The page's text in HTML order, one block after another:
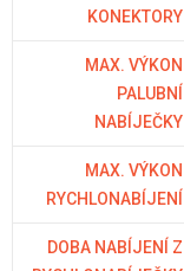
KONEKTORY
MAX. VÝKON
PALUBNÍ
NABÍJEČKY
MAX. VÝKON
RYCHLONABÍJENÍ
DOBA NABÍJENÍ Z